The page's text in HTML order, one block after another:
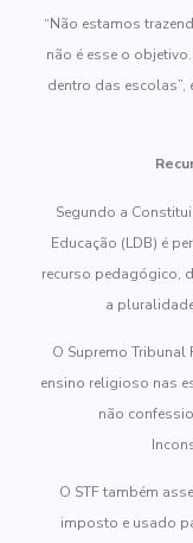
“Não estamos
não é esse o
dentro das escolas”,
Segundo a
Educação (LDB) é
recurso pedagógico,
a
O Supremo Tribunal
ensino religioso nas
não
O STF também
imposto e usado